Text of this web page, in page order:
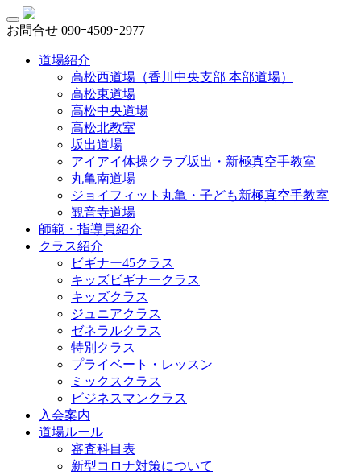
お問合せ 090ｰ4509ｰ2977
道場紹介
高松西道場（香川中央支部 本部道場）
高松東道場
高松中央道場
高松北教室
坂出道場
アイアイ体操クラブ坂出・新極真空手教室
丸亀南道場
ジョイフィット丸亀・子ども新極真空手教室
観音寺道場
師範・指導員紹介
クラス紹介
ビギナー45クラス
キッズビギナークラス
キッズクラス
ジュニアクラス
ゼネラルクラス
特別クラス
プライベート・レッスン
ミックスクラス
ビジネスマンクラス
入会案内
道場ルール
審査科目表
新型コロナ対策について